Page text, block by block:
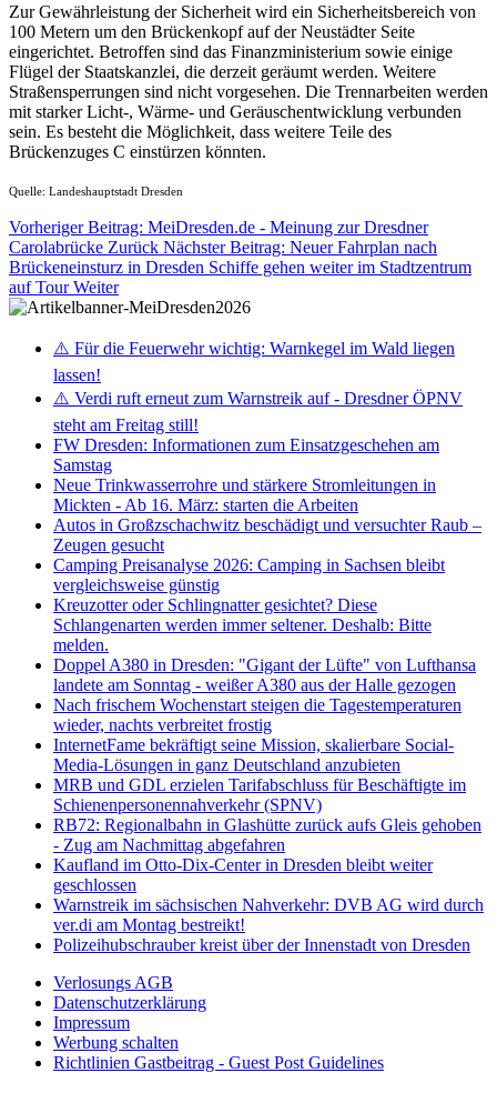
Zur Gewährleistung der Sicherheit wird ein Sicherheitsbereich von
100 Metern um den Brückenkopf auf der Neustädter Seite
eingerichtet. Betroffen sind das Finanzministerium sowie einige
Flügel der Staatskanzlei, die derzeit geräumt werden. Weitere
Straßensperrungen sind nicht vorgesehen. Die Trennarbeiten werden
mit starker Licht-, Wärme- und Geräuschentwicklung verbunden
sein. Es besteht die Möglichkeit, dass weitere Teile des
Brückenzuges C einstürzen könnten.
Quelle: Landeshauptstadt Dresden
Vorheriger Beitrag: MeiDresden.de - Meinung zur Dresdner
Carolabrücke Zurück Nächster Beitrag: Neuer Fahrplan nach
Brückeneinsturz in Dresden Schiffe gehen weiter im Stadtzentrum
auf TourWeiter
⚠️ Für die Feuerwehr wichtig: Warnkegel im Wald liegen
lassen!
⚠️ Verdi ruft erneut zum Warnstreik auf - Dresdner ÖPNV
steht am Freitag still!
FW Dresden: Informationen zum Einsatzgeschehen am
Samstag
Neue Trinkwasserrohre und stärkere Stromleitungen in
Mickten - Ab 16. März: starten die Arbeiten
Autos in Großzschachwitz beschädigt und versuchter Raub –
Zeugen gesucht
Camping Preisanalyse 2026: Camping in Sachsen bleibt
vergleichsweise günstig
Kreuzotter oder Schlingnatter gesichtet? Diese
Schlangenarten werden immer seltener. Deshalb: Bitte
melden.
Doppel A380 in Dresden: "Gigant der Lüfte" von Lufthansa
landete am Sonntag - weißer A380 aus der Halle gezogen
Nach frischem Wochenstart steigen die Tagestemperaturen
wieder, nachts verbreitet frostig
InternetFame bekräftigt seine Mission, skalierbare Social-
Media-Lösungen in ganz Deutschland anzubieten
MRB und GDL erzielen Tarifabschluss für Beschäftigte im
Schienenpersonennahverkehr (SPNV)
RB72: Regionalbahn in Glashütte zurück aufs Gleis gehoben
- Zug am Nachmittag abgefahren
Kaufland im Otto-Dix-Center in Dresden bleibt weiter
geschlossen
Warnstreik im sächsischen Nahverkehr: DVB AG wird durch
ver.di am Montag bestreikt!
Polizeihubschrauber kreist über der Innenstadt von Dresden
Verlosungs AGB
Datenschutzerklärung
Impressum
Werbung schalten
Richtlinien Gastbeitrag - Guest Post Guidelines